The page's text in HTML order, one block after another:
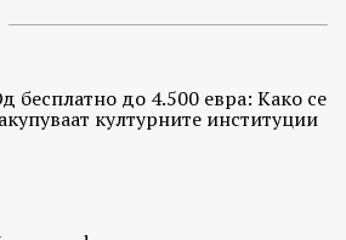
бесплатно до 4.500 евра: Како се
културните институции